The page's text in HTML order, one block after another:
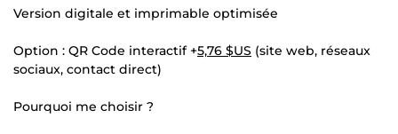
Version digitale et imprimable optimisée
Option : QR Code interactif +5,76 $US (site web, réseaux
sociaux, contact direct)
Pourquoi me choisir ?